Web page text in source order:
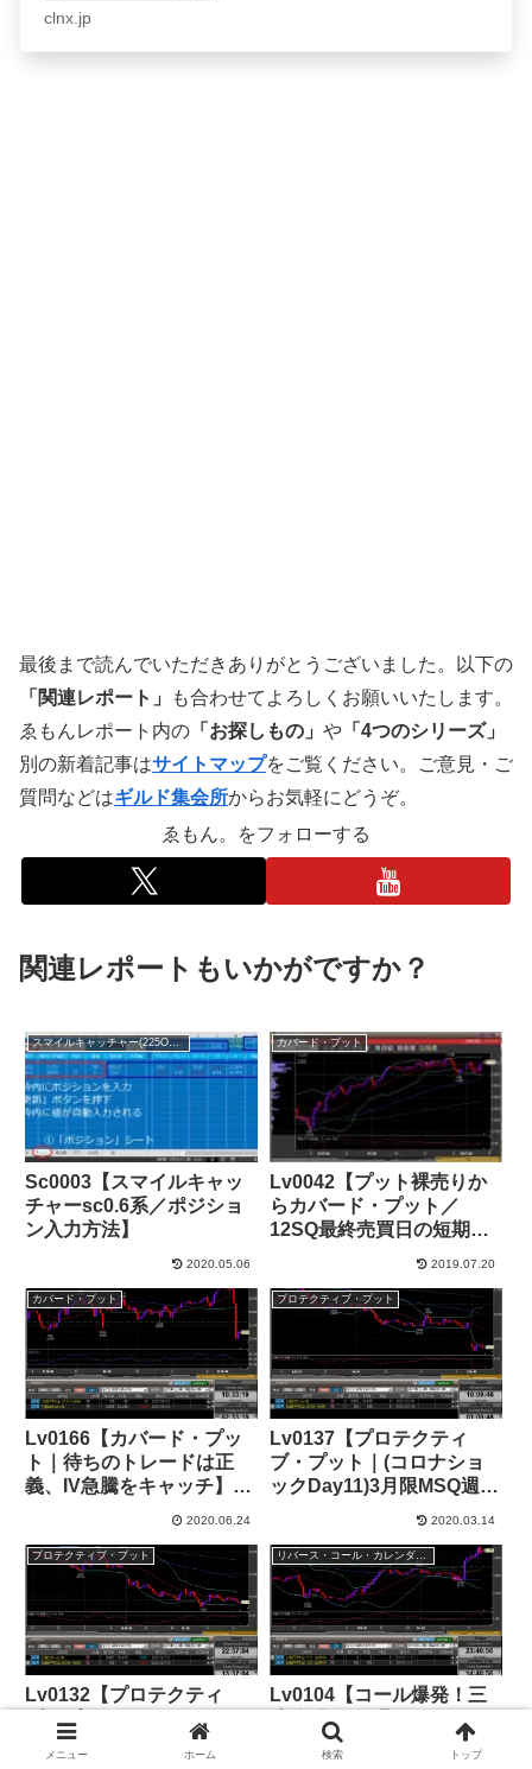
clnx.jp
最後まで読んでいただきありがとうございました。以下の
「関連レポート」
も合わせてよろしくお願いいたします。
ゑもんレポート内の 「お探しもの」 や 「4つのシリーズ」
別の新着記事はサイトマップをご覧ください。ご意見・ご
質問などはギルド集会所からお気軽にどうぞ。
ゑもん。をフォローする
関連レポートもいかがですか？
スマイルキャッチャー(225OP売買支援ツール)
Sc0003【スマイルキャッ
チャーsc0.6系／ポジショ
ン入力方法】
2020.05.06
カバード・プット
Lv0042【プット裸売りか
らカバード・プット／
12SQ最終売買日の短期ト
2019.07.20
カバード・プット
Lv0166【カバード・プッ
ト｜待ちのトレードは正
義、IV急騰をキャッチ】
2020.06.24
プロテクティブ・プット
Lv0137【プロテクティ
ブ・プット｜(コロナショ
ックDay11)3月限MSQ週、
2020.03.14
プロテクティブ・プット
Lv0132【プロテクティ
ブ・プット｜(コロナショ
ックDay5)金曜ナイトIV大
リバース・コール・カレンダー・スプレッド
Lv0104【コール爆発！三
連休明けSQ週のガンマ・
トレード｜リバース・コー
メニュー ホーム 検索 トップ